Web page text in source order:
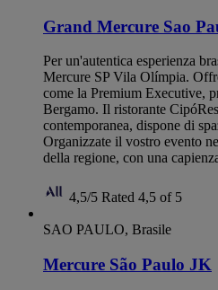
Grand Mercure Sao
Per un'autentica esperienza
Mercure SP Vila Olímpia.
come la Premium Executive,
Bergamo. Il ristorante
contemporanea, dispone di
Organizzate il vostro evento
della regione, con una
4,5/5 Rated 4,5 of 5
SAO PAULO, Brasile
Mercure São Paulo JK